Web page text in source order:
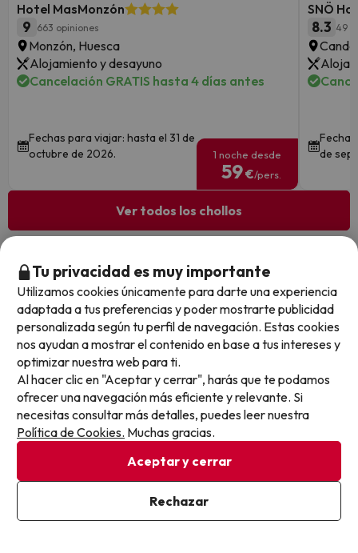
Hotel MasMonzón
9 663 opiniones
Monzón, Huesca
Alojamiento y desayuno
Cancelación GRATIS hasta 4 días antes
Fechas para viajar: hasta el 31 de
octubre de 2026.
1 noche desde
59€/pers.
SNÖ
8.3 49
de
Ver todos los chollos
Otras iniciativas de éxito del grupo Viajes Para Ti S.L.U.
son Esquiades.com (la web líder de viajes a la nieve en
España) y Amimir.com, el buscador de hoteles con más
de 1.000.000 de alojamientos disponibles para
reservar y viajar por todo el mundo.
Sobre Buscounchollo.com
Tu privacidad es muy importante
Utilizamos cookies únicamente para darte una experiencia
adaptada a tus preferencias y poder mostrarte publicidad
personalizada según tu perfil de navegación. Estas cookies
nos ayudan a mostrar el contenido en base a tus intereses y
optimizar nuestra web para ti.
Al hacer clic en "Aceptar y cerrar", harás que te podamos
ofrecer una navegación más eficiente y relevante. Si
necesitas consultar más detalles, puedes leer nuestra
Política de Cookies. Muchas gracias.
Aceptar y cerrar
Rechazar